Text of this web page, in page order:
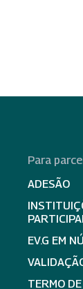
Para
ADESÃO
EV.G EM
TERMO